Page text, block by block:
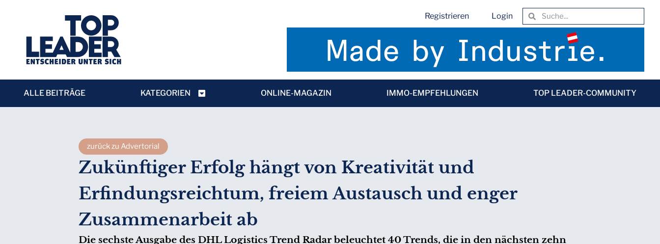
Registrieren Login
ALLE BEITRÄGE KATEGORIEN ONLINE-MAGAZIN IMMO-EMPFEHLUNGEN TOP LEADER-COMMUNITY
zurück zu Advertorial
Zukünftiger Erfolg hängt von Kreativität und
Erfindungsreichtum, freiem Austausch und enger
Zusammenarbeit ab
Die sechste Ausgabe des DHL Logistics Trend Radar beleuchtet 40 Trends, die in den nächsten zehn